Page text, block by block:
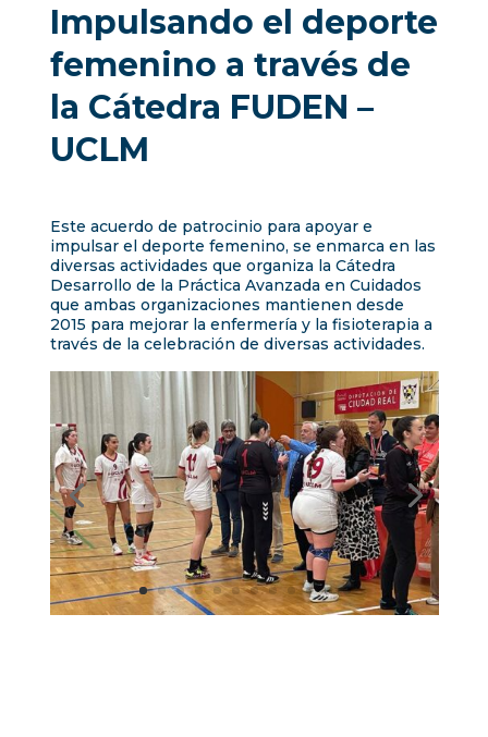
Impulsando el deporte
femenino a través de
la Cátedra FUDEN –
UCLM
Este acuerdo de patrocinio para apoyar e
impulsar el deporte femenino, se enmarca en las
diversas actividades que organiza la Cátedra
Desarrollo de la Práctica Avanzada en Cuidados
que ambas organizaciones mantienen desde
2015 para mejorar la enfermería y la fisioterapia a
través de la celebración de diversas actividades.